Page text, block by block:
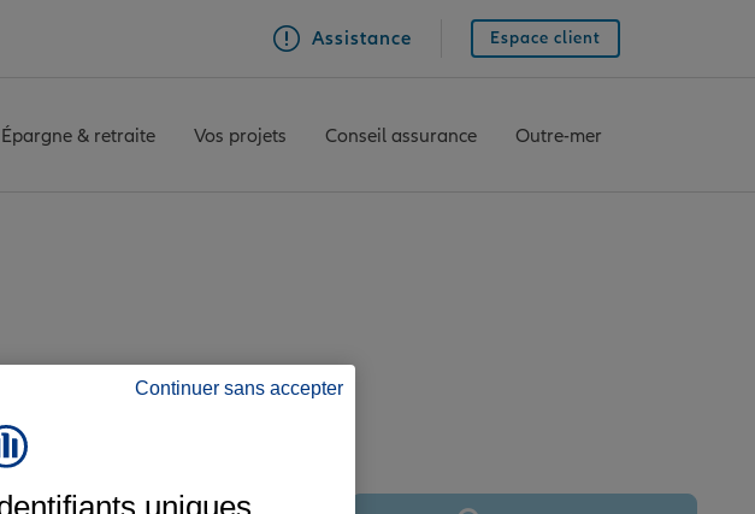
Assistance Espace client
Épargne & retraite Vos projets Conseil assurance Outre-mer
SAINT ROCH
Continuer sans accepter